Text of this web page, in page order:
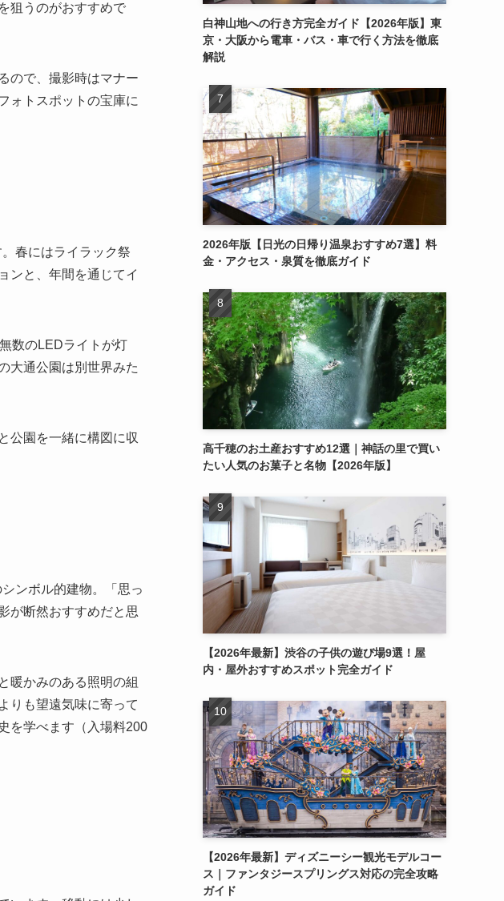
狙うのがおすすめで
ので、撮影時はマナー
ォトスポットの宝庫に
春にはライラック祭
ンと、年間を通じてイ
数のLEDライトが灯
大通公園は別世界みた
公園を一緒に構図に収
ンボル的建物。「思っ
が断然おすすめだと思
暖かみのある照明の組
りも望遠気味に寄って
を学べます（入場料200
白神山地への行き方完全ガイド【2026年版】東
京・大阪から電車・バス・車で行く方法を徹底
解説
2026年版【日光の日帰り温泉おすすめ7選】料
金・アクセス・泉質を徹底ガイド
高千穂のお土産おすすめ12選｜神話の里で買い
たい人気のお菓子と名物【2026年版】
【2026年最新】渋谷の子供の遊び場9選！屋
内・屋外おすすめスポット完全ガイド
【2026年最新】ディズニーシー観光モデルコー
ス｜ファンタジースプリングス対応の完全攻略
ガイド